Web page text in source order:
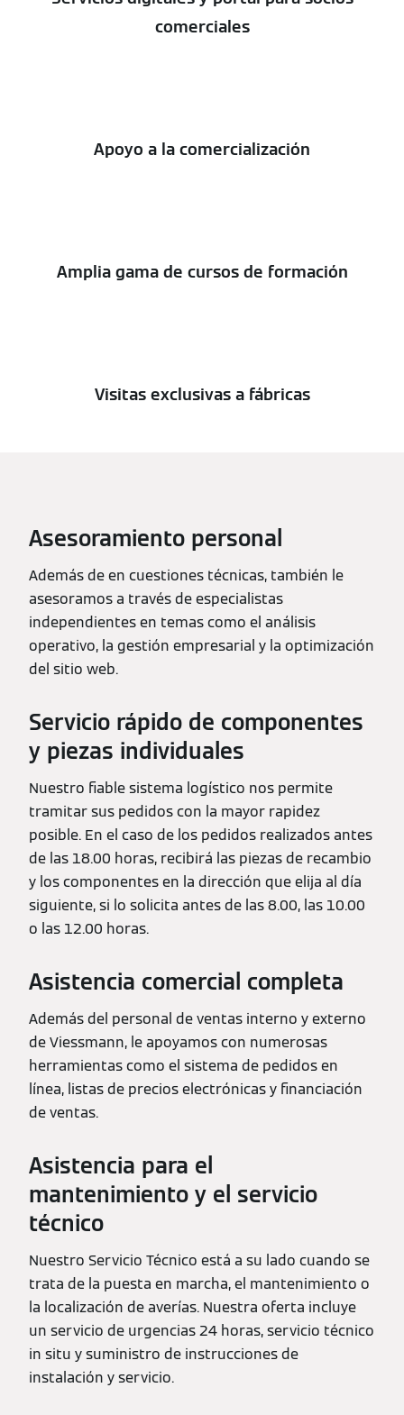
comerciales
Apoyo a la comercialización
Amplia gama de cursos de formación
Visitas exclusivas a fábricas
Asesoramiento personal
Además de en cuestiones técnicas, también le
asesoramos a través de especialistas
independientes en temas como el análisis
operativo, la gestión empresarial y la optimización
del sitio web.
Servicio rápido de componentes
y piezas individuales
Nuestro fiable sistema logístico nos permite
tramitar sus pedidos con la mayor rapidez
posible. En el caso de los pedidos realizados antes
de las 18.00 horas, recibirá las piezas de recambio
y los componentes en la dirección que elija al día
siguiente, si lo solicita antes de las 8.00, las 10.00
o las 12.00 horas.
Asistencia comercial completa
Además del personal de ventas interno y externo
de Viessmann, le apoyamos con numerosas
herramientas como el sistema de pedidos en
línea, listas de precios electrónicas y financiación
de ventas.
Asistencia para el
mantenimiento y el servicio
técnico
Nuestro Servicio Técnico está a su lado cuando se
trata de la puesta en marcha, el mantenimiento o
la localización de averías. Nuestra oferta incluye
un servicio de urgencias 24 horas, servicio técnico
in situ y suministro de instrucciones de
instalación y servicio.